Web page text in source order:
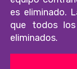
es eliminado.
que todos
eliminados.